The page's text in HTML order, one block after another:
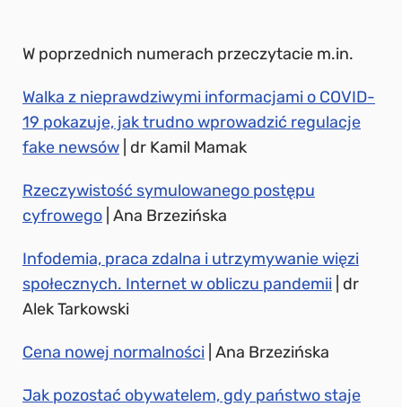
W poprzednich numerach przeczytacie m.in.
Walka z nieprawdziwymi informacjami o COVID-
19 pokazuje, jak trudno wprowadzić regulacje
fake newsów | dr Kamil Mamak
Rzeczywistość symulowanego postępu
cyfrowego | Ana Brzezińska
Infodemia, praca zdalna i utrzymywanie więzi
społecznych. Internet w obliczu pandemii | dr
Alek Tarkowski
Cena nowej normalności | Ana Brzezińska
Jak pozostać obywatelem, gdy państwo staje